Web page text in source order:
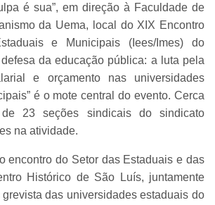
é sua”, em direção à Faculdade de
da Uema, local do XIX Encontro
e Municipais (Iees/Imes) do
da educação pública: a luta pela
e orçamento nas universidades
é o mote central do evento. Cerca
23 seções sindicais do sindicato
na atividade.
encontro do Setor das Estaduais e das
Histórico de São Luís, juntamente
das universidades estaduais do